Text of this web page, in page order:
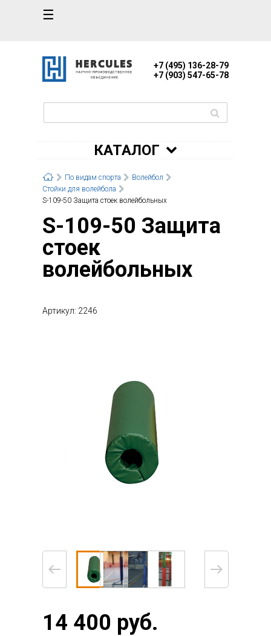
☰
+7 (495) 136-28-79
+7 (903) 547-65-78
КАТАЛОГ
По видам спорта
Волейбол
Стойки для волейбола
S-109-50 Защита стоек волейбольных
S-109-50 Защита
стоек
волейбольных
Артикул: 2246
14 400 руб.